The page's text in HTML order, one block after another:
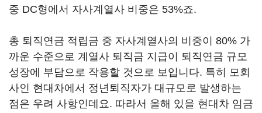
중 DC형에서 자사계열사 비중은 53%죠.
총 퇴직연금 적립금 중 자사계열사의 비중이 80% 가
까운 수준으로 계열사 퇴직금 지급이 퇴직연금 규모
성장에 부담으로 작용할 것으로 보입니다. 특히 모회
사인 현대차에서 정년퇴직자가 대규모로 발생하는
점은 우려 사항인데요. 따라서 올해 있을 현대차 임금